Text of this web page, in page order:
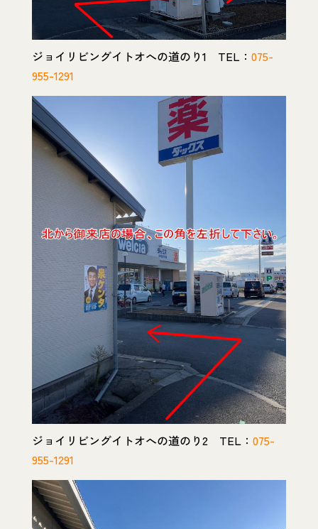
ジョイリビングイトオへの道のり1 TEL： 075-
955-1291
ジョイリビングイトオへの道のり2 TEL： 075-
955-1291